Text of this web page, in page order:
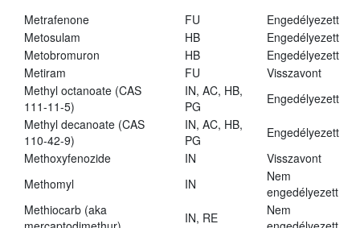
Metrafenone FU
Engedélyezett
Metosulam
HB
Engedélyezett
Metobromuron
HB
Engedélyezett
Metiram
FU
Visszavont
Methyl octanoate (CAS
111-11-5)
IN, AC, HB,
PG
Engedélyezett
Methyl decanoate (CAS
110-42-9)
IN, AC, HB,
PG
Engedélyezett
Methoxyfenozide
IN
Visszavont
Methomyl
IN
Nem
engedélyezett
Methiocarb (aka
IN, RE
Nem